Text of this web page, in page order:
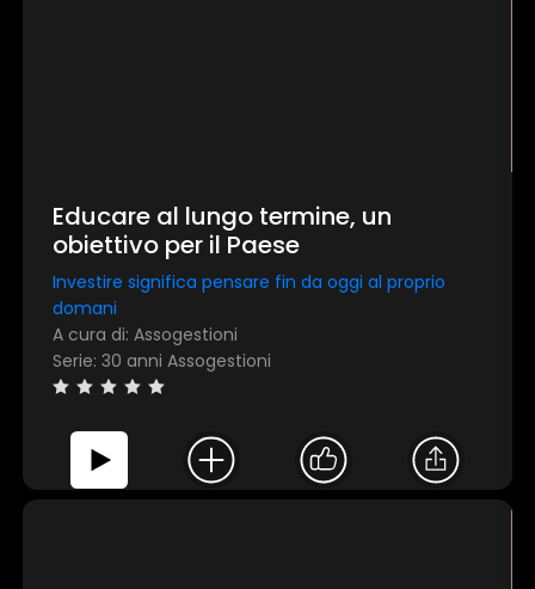
Educare al lungo termine, un
obiettivo per il Paese
Investire significa pensare fin da oggi al proprio
domani
A cura di: Assogestioni
Serie: 30 anni Assogestioni